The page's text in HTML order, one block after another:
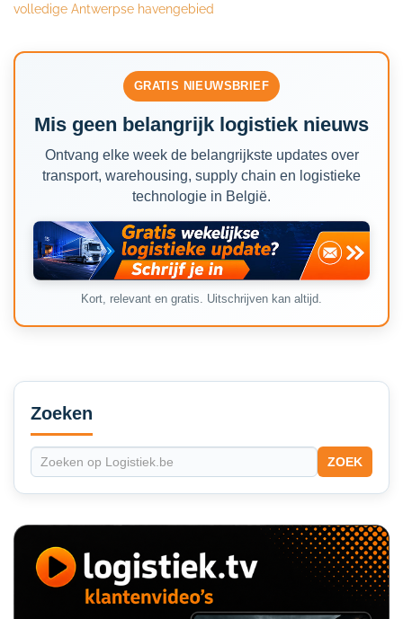
volledige Antwerpse havengebied ​
GRATIS NIEUWSBRIEF
Mis geen belangrijk logistiek nieuws
Ontvang elke week de belangrijkste updates over
transport, warehousing, supply chain en logistieke
technologie in België.
Kort, relevant en gratis. Uitschrijven kan altijd.
Secondary
Sidebar
Zoeken
ZOEK